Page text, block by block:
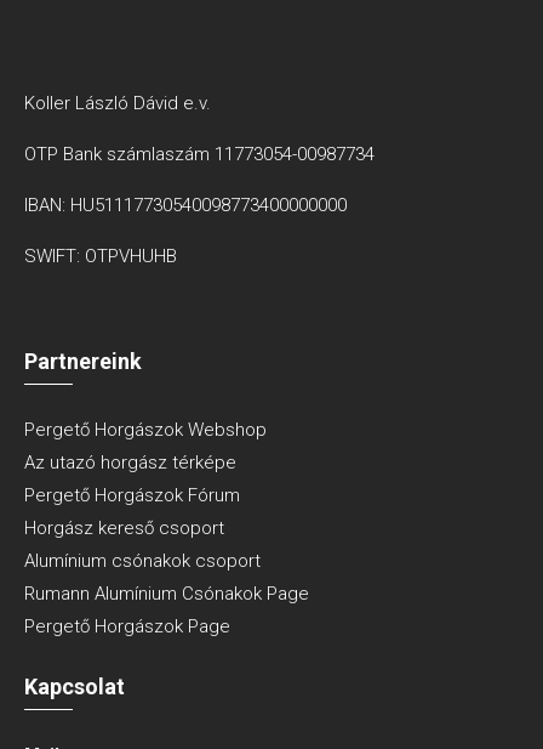
Koller László Dávid e.v.
OTP Bank számlaszám 11773054-00987734
IBAN: HU51117730540098773400000000
SWIFT: OTPVHUHB
Partnereink
Pergető Horgászok Webshop
Az utazó horgász térképe
Pergető Horgászok Fórum
Horgász kereső csoport
Alumínium csónakok csoport
Rumann Alumínium Csónakok Page
Pergető Horgászok Page
Kapcsolat